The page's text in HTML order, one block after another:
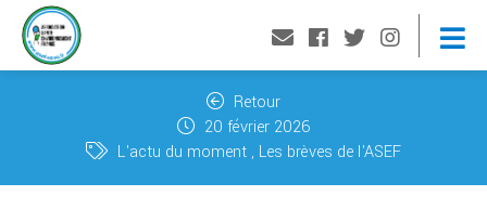
Retour
20 février 2026
L'actu du moment Les brèves de l'ASEF